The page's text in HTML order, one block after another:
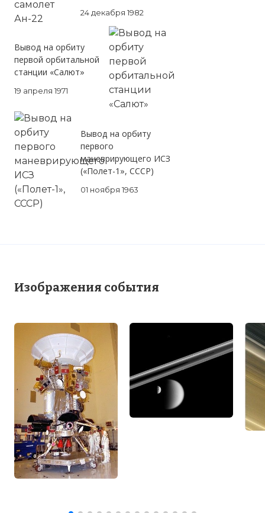
24 декабря 1982
Вывод на орбиту
первой орбитальной
станции «Салют»
19 апреля 1971
Вывод на орбиту
первого
маневрирующего ИСЗ
(«Полет-1», СССР)
01 ноября 1963
Изображения события